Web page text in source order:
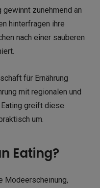
gewinnt zunehmend an
hinterfragen ihre
nach einer sauberen
für Ernährung
mit regionalen und
greift diese
um.
Eating?
Modeerscheinung,